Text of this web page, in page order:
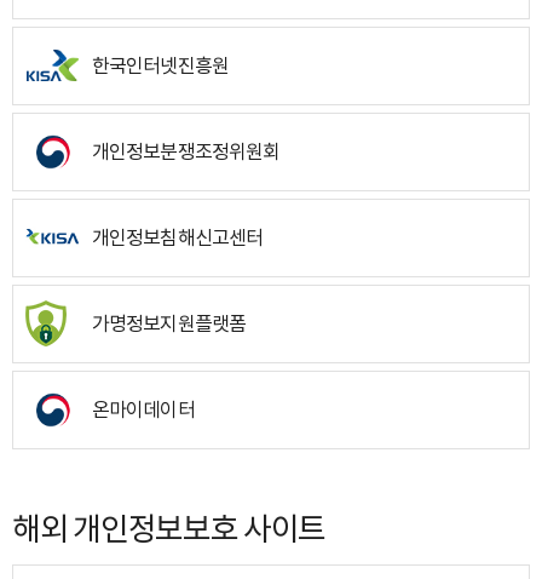
한국인터넷진흥원
개인정보분쟁조정위원회
개인정보침해신고센터
가명정보지원플랫폼
온마이데이터
해외 개인정보보호 사이트